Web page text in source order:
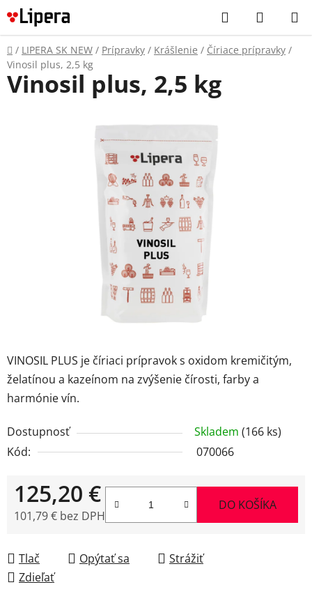
Prejsť
na
obsah
Hľadať
KOŠÍK
Domov
/ LIPERA SK NEW / Prípravky / Krášlenie / Číriace prípravky /
Vinosil plus, 2,5 kg
VINOSIL PLUS je číriaci prípravok s oxidom kremičitým,
želatínou a kazeínom na zvýšenie čírosti, farby a
harmónie vín.
Dostupnosť Skladem (166 ks)
Kód:
070066
125,20 €
101,79 € bez DPH
DO KOŠÍKA
Tlač Opýtať sa
Strážiť
Zdieľať
Vinosil plus, 2,5 kg